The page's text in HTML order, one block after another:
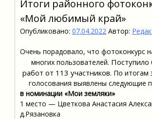
Итоги районного
«Мой любимый край»
Опубликовано: 07.04.2022 Автор:
Очень порадовало, что фотоконкурс
многих пользователей. Поступило
работ от 113 участников. По итогам
голосования выявлены следующие
в номинации «Мои земляки»
1 место — Цветкова Анастасия
д.Рязановка